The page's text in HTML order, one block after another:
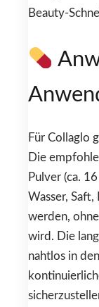
Beauty-
Für Collaglo
Die
Pulver (ca.
Wasser,
werden,
wird. Die
nahtlos in